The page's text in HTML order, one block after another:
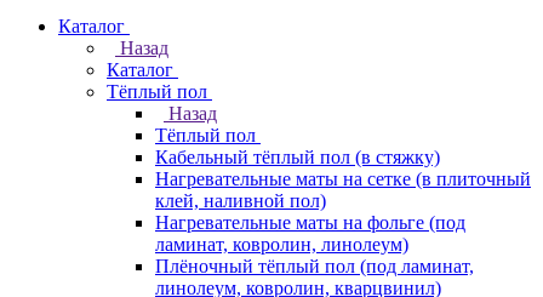
Каталог
Назад
Каталог
Тёплый пол
Назад
Тёплый пол
Кабельный тёплый пол (в стяжку)
Нагревательные маты на сетке (в плиточный
клей, наливной пол)
Нагревательные маты на фольге (под
ламинат, ковролин, линолеум)
Плёночный тёплый пол (под ламинат,
линолеум, ковролин, кварцвинил)